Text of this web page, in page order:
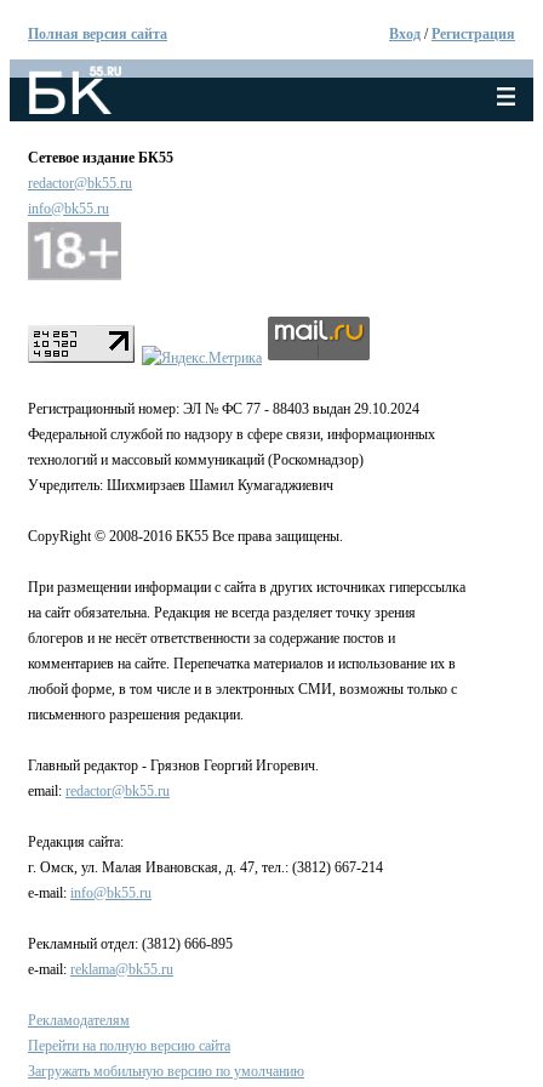
Полная версия сайта Вход /Регистрация
Сетевое издание БК55
redactor@bk55.ru
info@bk55.ru
Регистрационный номер: ЭЛ № ФС 77 - 88403 выдан 29.10.2024
Федеральной службой по надзору в сфере связи, информационных
технологий и массовый коммуникаций (Роскомнадзор)
Учредитель: Шихмирзаев Шамил Кумагаджиевич
CopyRight © 2008-2016 БК55 Все права защищены.
При размещении информации с сайта в других источниках гиперссылка
на сайт обязательна. Редакция не всегда разделяет точку зрения
блогеров и не несёт ответственности за содержание постов и
комментариев на сайте. Перепечатка материалов и использование их в
любой форме, в том числе и в электронных СМИ, возможны только с
письменного разрешения редакции.
Главный редактор - Грязнов Георгий Игоревич.
email: redactor@bk55.ru
Редакция сайта:
г. Омск, ул. Малая Ивановская, д. 47, тел.: (3812) 667-214
e-mail: info@bk55.ru
Рекламный отдел: (3812) 666-895
e-mail: reklama@bk55.ru
Рекламодателям
Перейти на полную версию сайта
Загружать мобильную версию по умолчанию